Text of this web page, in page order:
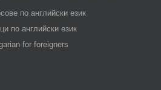
по английски език
по английски език
for foreigners